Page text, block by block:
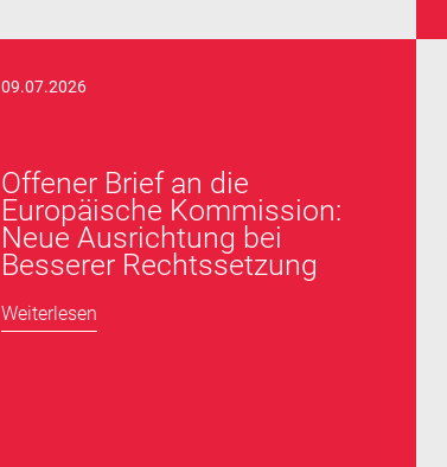
09.07.2026
Offener Brief an die
Europäische Kommission:
Neue Ausrichtung bei
Besserer Rechtssetzung
Weiterlesen